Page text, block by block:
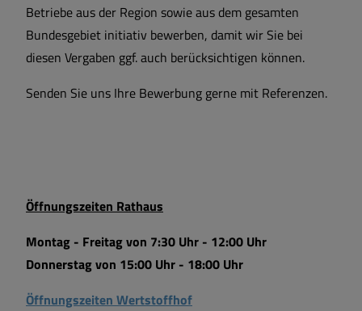
Öffnungszeiten Rathaus
Montag - Freitag von 7:30 Uhr - 12:00 Uhr
Donnerstag von 15:00 Uhr - 18:00 Uhr
Öffnungszeiten Wertstoffhof
Betriebe aus der Region sowie aus dem gesamten
Bundesgebiet initiativ bewerben, damit wir Sie bei
diesen Vergaben ggf. auch berücksichtigen können.
Senden Sie uns Ihre Bewerbung gerne mit Referenzen.